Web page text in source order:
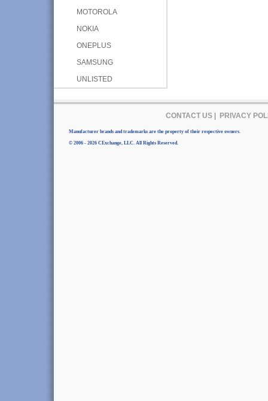
MOTOROLA
NOKIA
ONEPLUS
SAMSUNG
UNLISTED
CONTACT US| PRIVACY
Manufacturer brands and trademarks are the property of their respective owners.
© 2006 - 2026 CExchange, LLC. All Rights Reserved.